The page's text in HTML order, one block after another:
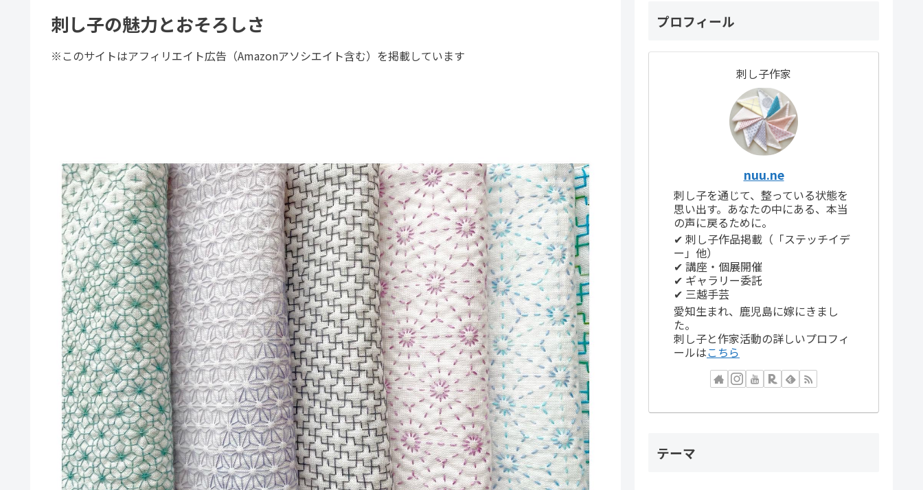
刺し子の魅力とおそろしさ
※このサイトはアフィリエイト広告（Amazonアソシエイト含む）を掲載しています
プロフィール
刺し子作家
nuu.ne
刺し子を通じて、整っている状態を
思い出す。あなたの中にある、本当
の声に戻るために。
✔ 刺し子作品掲載（「ステッチイデ
ー」他）
✔ 講座・個展開催
✔ ギャラリー委託
✔ 三越手芸
愛知生まれ、鹿児島に嫁にきまし
た。
刺し子と作家活動の詳しいプロフィ
ールはこちら
テーマ